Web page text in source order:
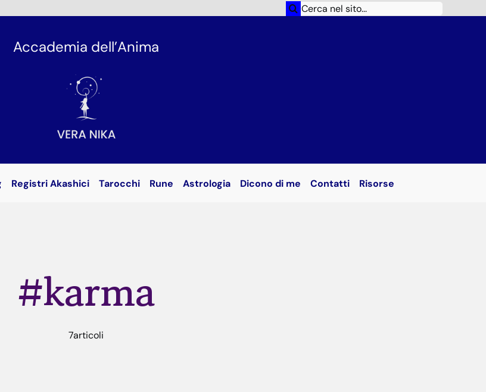
Cerca
Accademia dell’Anima
Registri Akashici Tarocchi Rune Astrologia Dicono di me Contatti Risorse
#karma
7articoli